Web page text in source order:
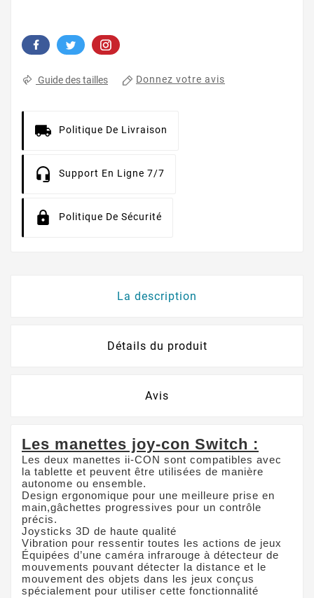
Guide des tailles Donnez votre avis
Politique De Livraison
Support En Ligne 7/7
Politique De Sécurité
La description
Détails du produit
Avis
Les manettes joy-con Switch :
Les deux manettes ii-CON sont compatibles avec
la tablette et peuvent être utilisées de manière
autonome ou ensemble.
Design ergonomique pour une meilleure prise en
main,gâchettes progressives pour un contrôle
précis.
Joysticks 3D de haute qualité
Vibration pour ressentir toutes les actions de jeux
Équipées d’une caméra infrarouge à détecteur de
mouvements pouvant détecter la distance et le
mouvement des objets dans les jeux conçus
spécialement pour utiliser cette fonctionnalité